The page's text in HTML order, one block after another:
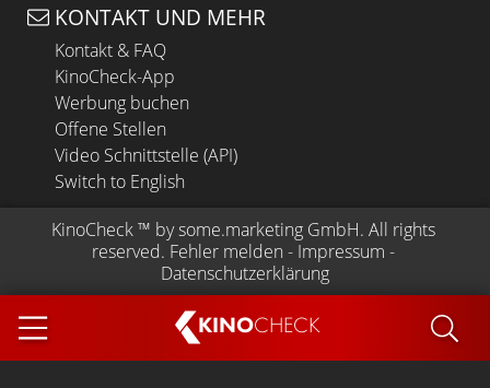
KINOCHECK
KONTAKT UND MEHR
Kontakt & FAQ
KinoCheck-App
Werbung buchen
Offene Stellen
Video Schnittstelle (API)
Switch to English
KinoCheck ™ by some.marketing GmbH. All rights
reserved. Fehler melden - Impressum -
Datenschutzerklärung